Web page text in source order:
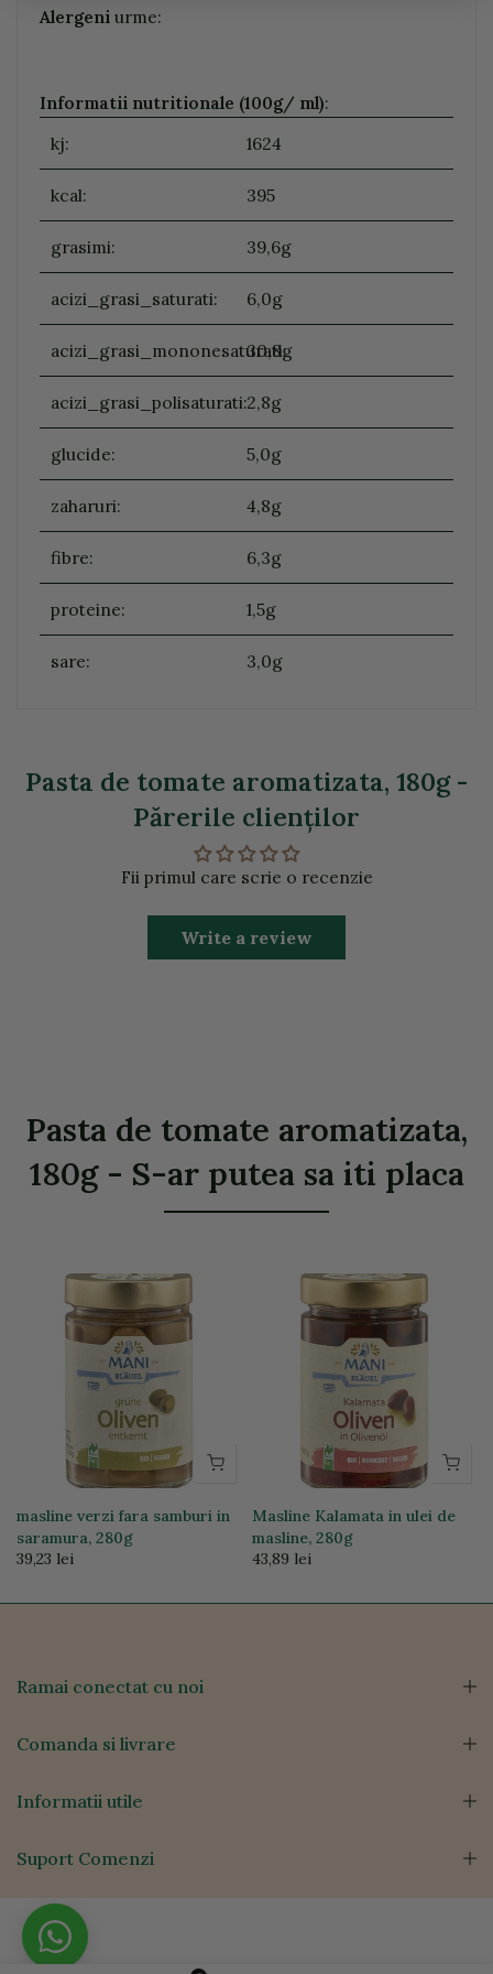
Alergeni urme:
Informatii nutritionale (100g/ ml):
kj:
1624
kcal: 395
grasimi: 39,6g
acizi_grasi_saturati: 6,0g
acizi_grasi_mononesaturati:
30,8g
acizi_grasi_polisaturati:2,8g
glucide: 5,0g
zaharuri: 4,8g
fibre: 6,3g
proteine: 1,5g
sare: 3,0g
Pasta de tomate aromatizata, 180g -
Părerile clienţilor
Fii primul care scrie o recenzie
Write a review
Pasta de tomate aromatizata,
180g - S-ar putea sa iti placa
masline verzi fara samburi in
saramura, 280g
39,23 lei
Masline Kalamata in ulei de
masline, 280g
43,89 lei
Ramai conectat cu noi
Comanda si livrare
Informatii utile
Suport Comenzi